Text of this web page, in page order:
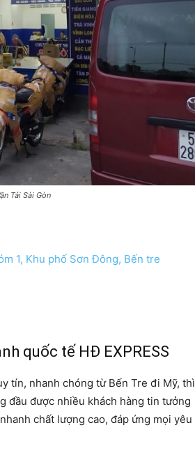
Tải Sài Gòn
1, Khu phố Sơn Đông, Bến tre
quốc tế HĐ EXPRESS
tín, nhanh chóng từ Bến Tre đi Mỹ, thì
đầu được nhiều khách hàng tin tưởng
chất lượng cao, đáp ứng mọi yêu